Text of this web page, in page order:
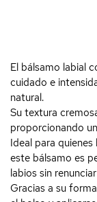
El bálsamo labial
cuidado e
natural.
Su textura
proporcionando
Ideal para
este bálsamo es
labios sin
Gracias a su